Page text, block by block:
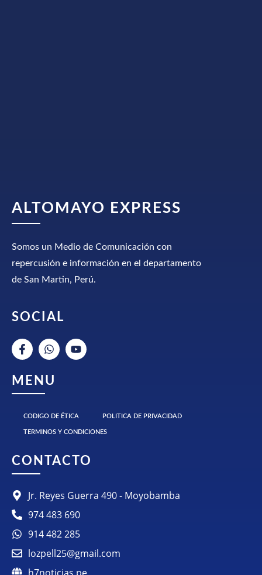
ALTOMAYO EXPRESS
Somos un Medio de Comunicación con
repercusión e información en el departamento
de San Martin, Perú.
SOCIAL
MENU
CODIGO DE ÉTICA POLITICA DE PRIVACIDAD
TERMINOS Y CONDICIONES
CONTACTO
Jr. Reyes Guerra 490 - Moyobamba
974 483 690
914 482 285
lozpell25@gmail.com